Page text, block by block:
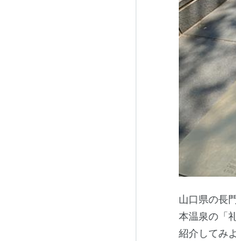
山口県の長
本温泉の「
紹介してみ